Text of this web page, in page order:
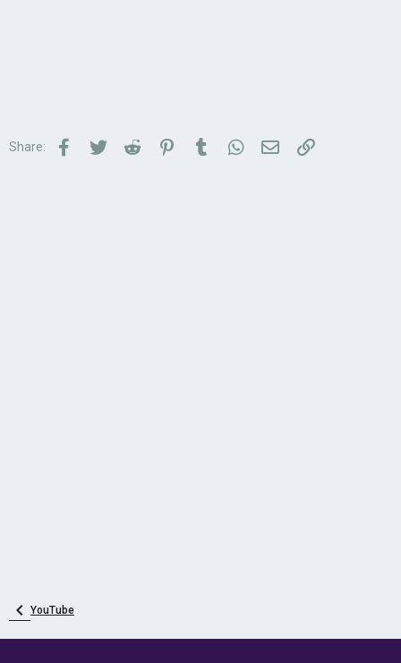
Share: Facebook
TwitterReddit PinterestTumblrWhatsApp
Email Link
YouTube